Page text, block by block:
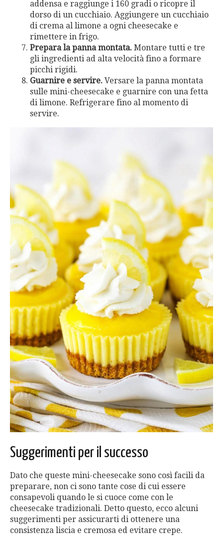
addensa e raggiunge i 160 gradi o ricopre il
dorso di un cucchiaio. Aggiungere un cucchiaio
di crema al limone a ogni cheesecake e
rimettere in frigo.
Prepara la panna montata. Montare tutti e tre
gli ingredienti ad alta velocità fino a formare
picchi rigidi.
Guarnire e servire. Versare la panna montata
sulle mini-cheesecake e guarnire con una fetta
di limone. Refrigerare fino al momento di
servire.
Suggerimenti per il successo
Dato che queste mini-cheesecake sono così facili da
preparare, non ci sono tante cose di cui essere
consapevoli quando le si cuoce come con le
cheesecake tradizionali. Detto questo, ecco alcuni
suggerimenti per assicurarti di ottenere una
consistenza liscia e cremosa ed evitare crepe.